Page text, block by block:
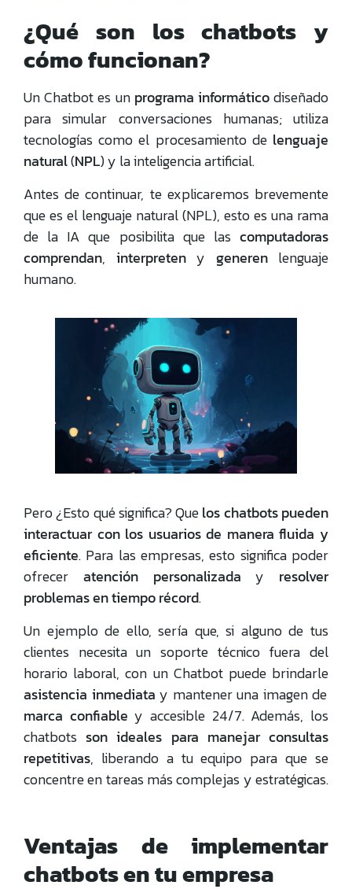
¿Qué son los chatbots y
cómo funcionan?
Un Chatbot es un programa informáticodiseñado
para simular conversaciones humanas; utiliza
tecnologías como el procesamiento delenguaje
natural(NPL) y la inteligencia artificial.
Antes de continuar, te explicaremos brevemente
que es el lenguaje natural (NPL), esto es una rama
de la IA que posibilita que las computadoras
comprendan, interpreten y generen lenguaje
humano.
Pero ¿Esto qué significa? Quelos chatbots pueden
interactuar con los usuarios de manera fluida y
eficiente. Para las empresas, esto significa poder
ofrecer atención personalizada y resolver
problemas en tiempo récord.
Un ejemplo de ello, sería que, si alguno de tus
clientes necesita un soporte técnico fuera del
horario laboral, con un Chatbot puede brindarle
asistencia inmediata y mantener una imagen de
marca confiable y accesible 24/7. Además, los
chatbotsson ideales para manejar consultas
repetitivas, liberando a tu equipo para que se
concentre en tareas más complejas y estratégicas.
Ventajas de implementar
chatbots en tu empresa